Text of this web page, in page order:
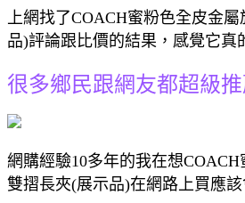
上網找了COACH蜜粉色全皮金
品)評論跟比價的結果，感覺它真
很多鄉民跟網友都超級
網購經驗10多年的我在想
雙摺長夾(展示品)在網路上買應該